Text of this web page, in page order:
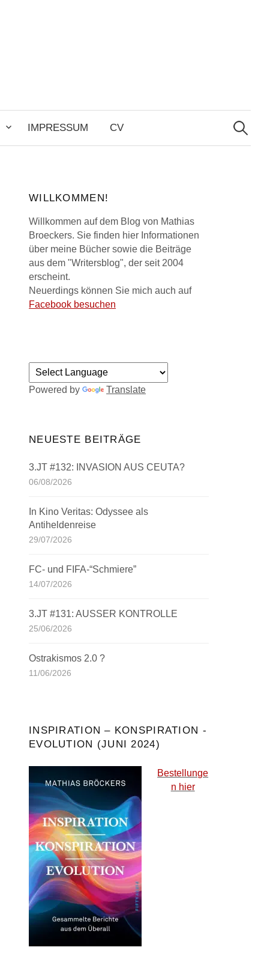
IMPRESSUM CV
Search
for:
WILLKOMMEN!
Willkommen auf dem Blog von Mathias
Broeckers. Sie finden hier Informationen
über meine Bücher sowie die Beiträge
aus dem "Writersblog", der seit 2004
erscheint.
Neuerdings können Sie mich auch auf
Facebook besuchen
Powered by Translate
NEUESTE BEITRÄGE
3.JT #132: INVASION AUS CEUTA?
06/08/2026
In Kino Veritas: Odyssee als
Antiheldenreise
29/07/2026
FC- und FIFA-“Schmiere”
14/07/2026
3.JT #131: AUSSER KONTROLLE
25/06/2026
Ostrakismos 2.0 ?
11/06/2026
INSPIRATION – KONSPIRATION -
EVOLUTION (JUNI 2024)
Bestellunge
n hier